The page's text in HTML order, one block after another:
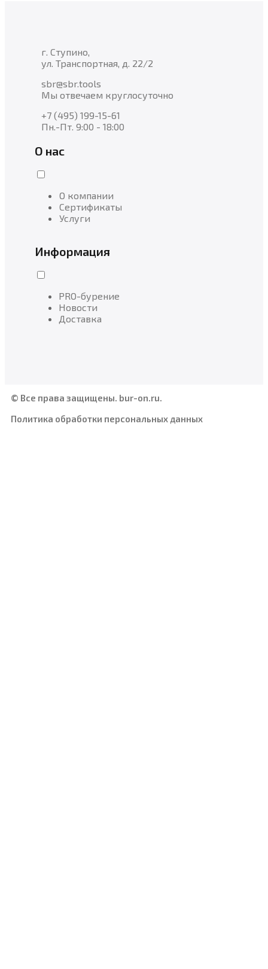
г. Ступино,
ул. Транспортная, д. 22/2
sbr@sbr.tools
Мы отвечаем круглосуточно
+7 (495) 199-15-61
Пн.-Пт. 9:00 - 18:00
О нас
О компании
Сертификаты
Услуги
Информация
PRO-бурение
Новости
Доставка
© Все права защищены. bur-on.ru.
Политика обработки персональных данных